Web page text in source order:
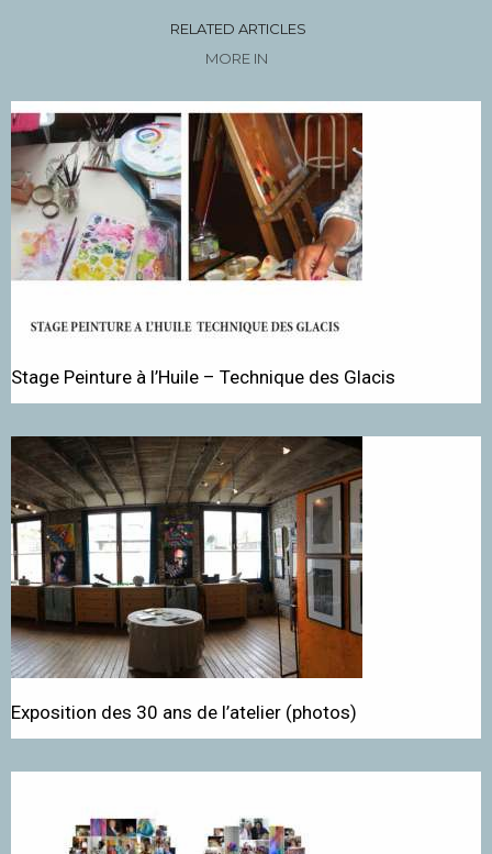
RELATED ARTICLES
MORE IN
Stage Peinture à l’Huile – Technique des Glacis
Exposition des 30 ans de l’atelier (photos)